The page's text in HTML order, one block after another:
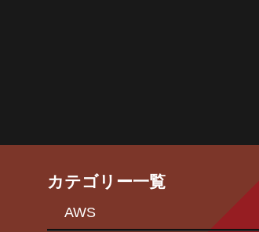
カテゴリー一覧
AWS